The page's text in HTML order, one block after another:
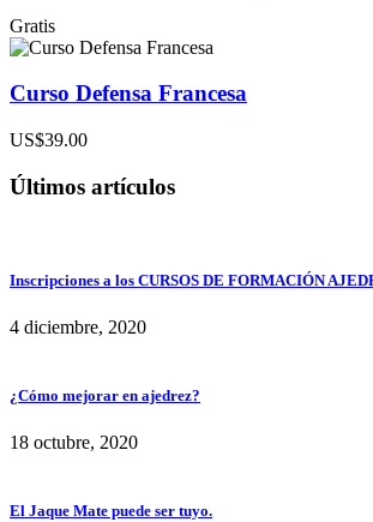
Gratis
Curso Defensa Francesa
US$39.00
Últimos artículos
Inscripciones a los CURSOS DE FORMACIÓN
4 diciembre, 2020
¿Cómo mejorar en ajedrez?
18 octubre, 2020
El Jaque Mate puede ser tuyo.